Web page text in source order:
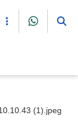
(1).jpeg